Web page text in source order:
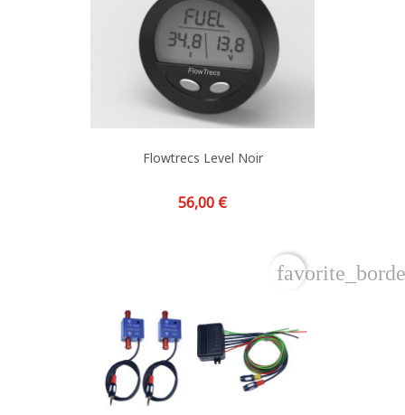
Flowtrecs Level Noir
Prix
56,00 €